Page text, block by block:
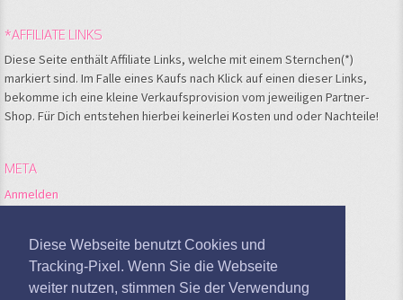
Diese Webseite benutzt Cookies und
Tracking-Pixel. Wenn Sie die Webseite
weiter nutzen, stimmen Sie der Verwendung
*AFFILIATE LINKS
Diese Seite enthält Affiliate Links, welche mit einem Sternchen(*)
markiert sind. Im Falle eines Kaufs nach Klick auf einen dieser Links,
bekomme ich eine kleine Verkaufsprovision vom jeweiligen Partner-
Shop. Für Dich entstehen hierbei keinerlei Kosten und oder Nachteile!
META
Anmelden
Kommentare-Feed
Google Analytics deaktivieren